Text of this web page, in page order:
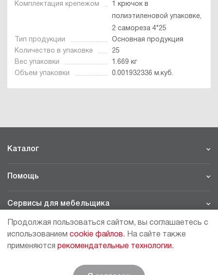
Комплектация крепежом
1 крючок в
полиэтиленовой упаковке,
2 самореза 4*25
Тип продукции
Основная продукция
Количество в упаковке
25
Вес упаковки
1.669 кг
Объем упаковки
0.001932336 м.куб.
Каталог
Помощь
Сервисы для мебельщика
МОСКВА - ШОУРУМ/СКЛАД
Продолжая пользоваться сайтом, вы соглашаетесь с
использованием cookie файлов. На сайте также
применяются рекомендательные технологии.